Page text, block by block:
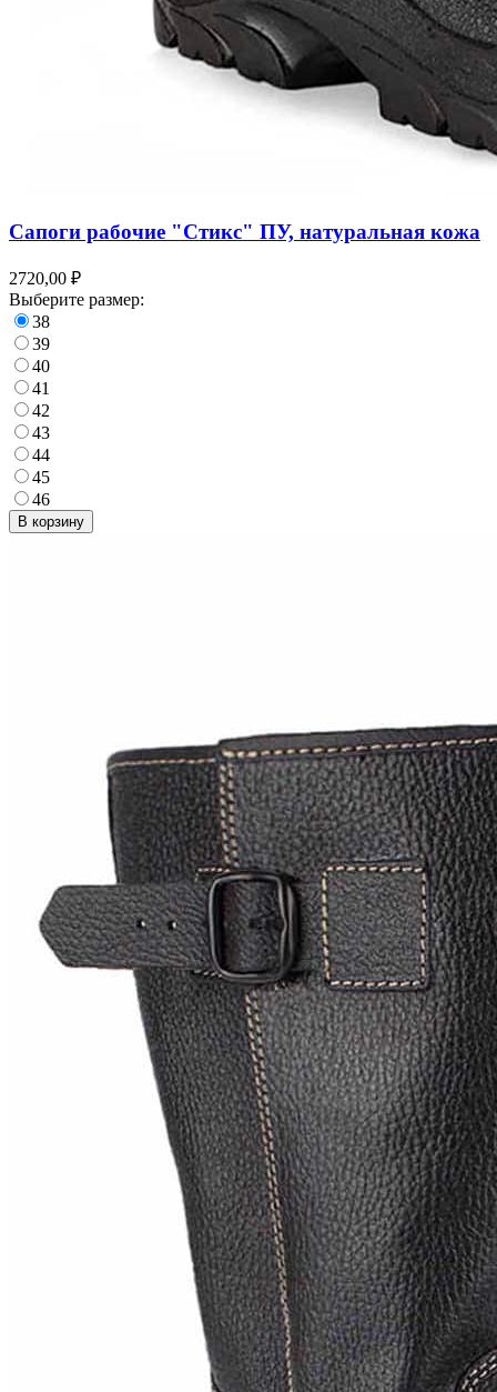
Сапоги рабочие "Стикс" ПУ, натуральная кожа
2720,00 ₽
Выберите размер:
38
39
40
41
42
43
44
45
46
В корзину